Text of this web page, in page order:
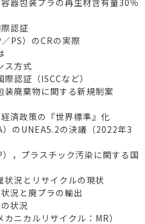
包装プラの再生材含有量30％
認証
PS）のCRの実際
ス方式
認証（ISCCなど）
廃棄物に関する新規制案
済政策の『世界標準』化
のUNEA5.2の決議（2022年3
，プラスチック汚染に関する国
況とリサイクルの現状
況と廃プラの輸出
状況
ニカルリサイクル：MR）